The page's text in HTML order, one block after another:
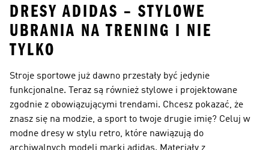
DRESY ADIDAS – STYLOWE
UBRANIA NA TRENING I NIE
TYLKO
Stroje sportowe już dawno przestały być jedynie
funkcjonalne. Teraz są również stylowe i projektowane
zgodnie z obowiązującymi trendami. Chcesz pokazać, że
znasz się na modzie, a sport to twoje drugie imię? Celuj w
modne dresy w stylu retro, które nawiązują do
archiwalnych modeli marki adidas. Materiały z